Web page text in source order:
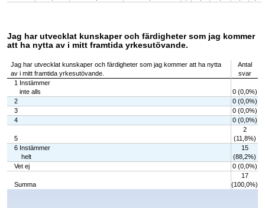
Jag har utvecklat kunskaper och färdigheter som jag kommer
att ha nytta av i mitt framtida yrkesutövande.
Jag har utvecklat kunskaper och färdigheter som jag kommer att ha nytta
av i mitt framtida yrkesutövande.
Antal
svar
1 Instämmer
inte alls
0 (0,0%)
2
0 (0,0%)
3
0 (0,0%)
4
0 (0,0%)
5
2
(11,8%)
6 Instämmer
helt
15
(88,2%)
Vet ej
0 (0,0%)
Summa
17
(100,0%)
Chart